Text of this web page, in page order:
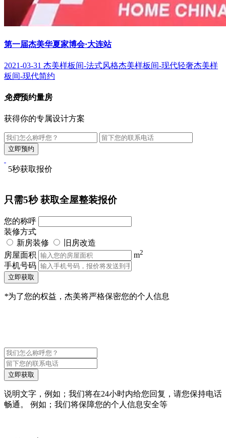
第一届杰美华夏家博会·大连站
2021-03-31 杰美样板间-法式风格杰美样板间-现代轻奢杰美样
板间-现代简约
免费预约量房
获得你的专属设计方案
5秒获取报价
只需5秒获取全屋整装报价
您的称呼
装修方式
新房装修
旧房改造
房屋面积
m2
手机号码
立即获取
*为了您的权益，杰美将严格保密您的个人信息
立即获取
说明文字，例如；我们将在24小时内给您回复，请您保持电话
畅通。 例如；我们将保障您的个人信息安全等